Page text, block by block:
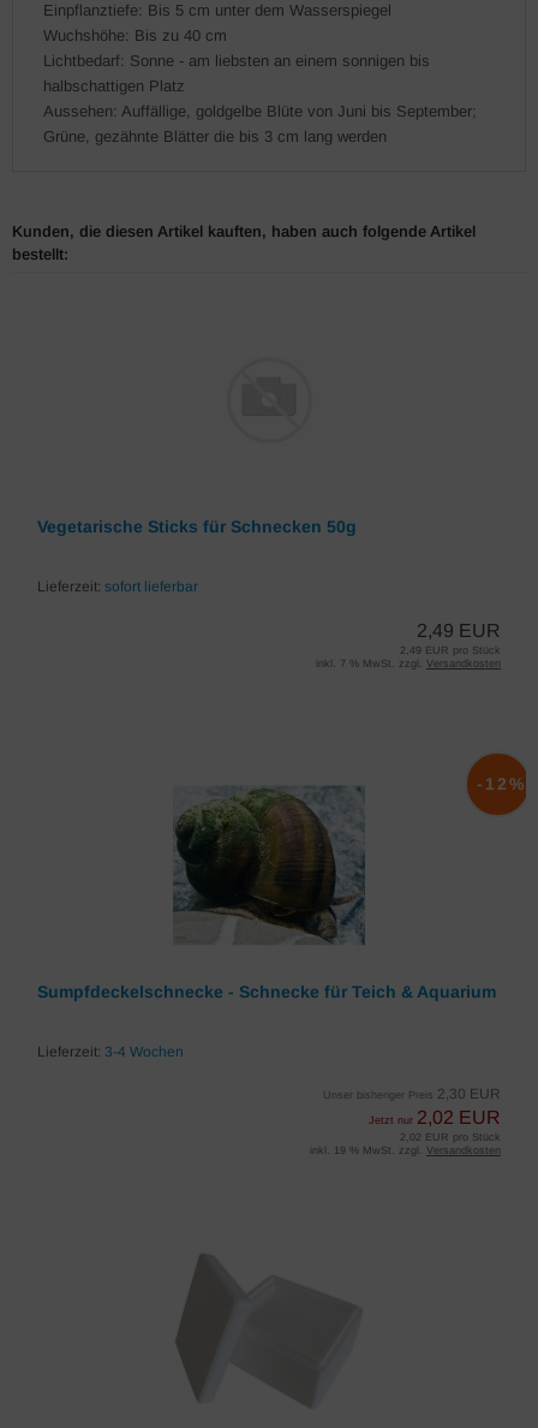
Einpflanztiefe: Bis 5 cm unter dem Wasserspiegel
Wuchshöhe: Bis zu 40 cm
Lichtbedarf: Sonne - am liebsten an einem sonnigen bis
halbschattigen Platz
Aussehen: Auffällige, goldgelbe Blüte von Juni bis September;
Grüne, gezähnte Blätter die bis 3 cm lang werden
Kunden, die diesen Artikel kauften, haben auch folgende Artikel
bestellt:
Vegetarische Sticks für Schnecken 50g
Lieferzeit: sofort lieferbar
2,49 EUR
2,49 EUR pro Stück
inkl. 7 % MwSt. zzgl. Versandkosten
Sumpfdeckelschnecke - Schnecke für Teich & Aquarium
Lieferzeit: 3-4 Wochen
Unser bisheriger Preis 2,30 EUR
Jetzt nur 2,02 EUR
-12%
2,02 EUR pro Stück
inkl. 19 % MwSt. zzgl. Versandkosten